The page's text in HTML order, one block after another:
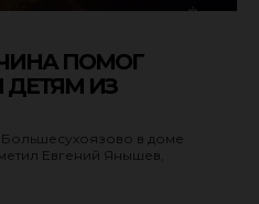
ПОМОГ
ДЕТЯМ ИЗ
в доме
Евгений Янышев,